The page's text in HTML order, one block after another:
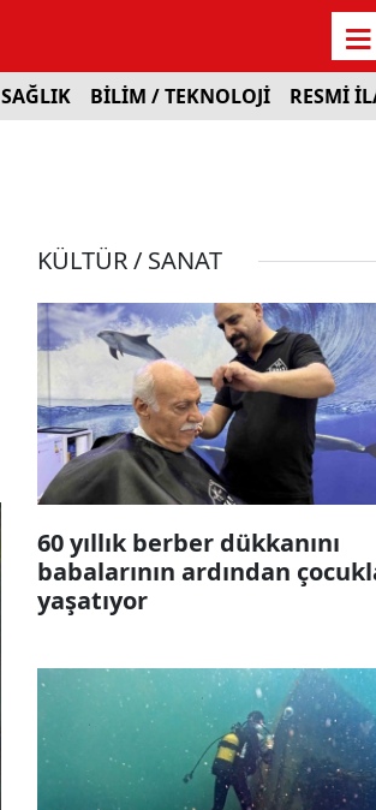
SAĞLIK BİLİM / TEKNOLOJİ RESMİ
KÜLTÜR / SANAT
60 yıllık berber dükkanını
babalarının ardından
yaşatıyor